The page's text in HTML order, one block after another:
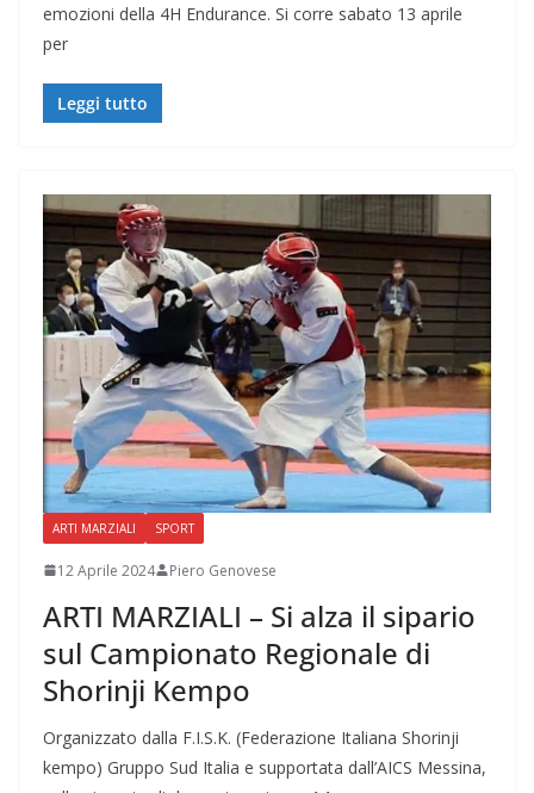
emozioni della 4H Endurance. Si corre sabato 13 aprile
per
Leggi tutto
ARTI MARZIALI SPORT
12 Aprile 2024 Piero Genovese
ARTI MARZIALI – Si alza il sipario
sul Campionato Regionale di
Shorinji Kempo
Organizzato dalla F.I.S.K. (Federazione Italiana Shorinji
kempo) Gruppo Sud Italia e supportata dall’AICS Messina,